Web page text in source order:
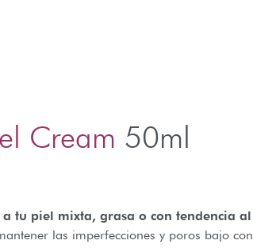
Cream 50ml
tu piel mixta, grasa o con tendencia
las imperfecciones y poros bajo